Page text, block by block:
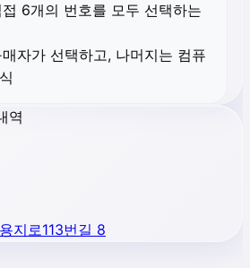
6개의 번호를 모두 선택하는
자가 선택하고, 나머지는 컴퓨
역
지로113번길 8